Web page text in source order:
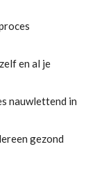
en al je
nauwlettend in
gezond